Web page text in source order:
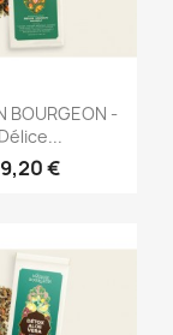
rapide
BOURGEON -
Délice...
9,20 €